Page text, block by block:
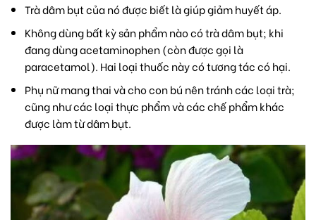
Trà dâm bụt của nó được biết là giúp giảm huyết áp.
Không dùng bất kỳ sản phẩm nào có trà dâm bụt; khi
đang dùng acetaminophen (còn được gọi là
paracetamol). Hai loại thuốc này có tương tác có hại.
Phụ nữ mang thai và cho con bú nên tránh các loại trà;
cũng như các loại thực phẩm và các chế phẩm khác
được làm từ dâm bụt.